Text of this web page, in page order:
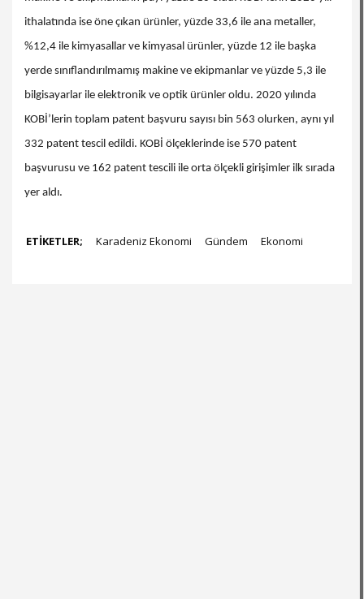
ithalatında ise öne çıkan ürünler, yüzde 33,6 ile ana metaller,
%12,4 ile kimyasallar ve kimyasal ürünler, yüzde 12 ile başka
yerde sınıflandırılmamış makine ve ekipmanlar ve yüzde 5,3 ile
bilgisayarlar ile elektronik ve optik ürünler oldu. 2020 yılında
KOBİ’lerin toplam patent başvuru sayısı bin 563 olurken, aynı yıl
332 patent tescil edildi. KOBİ ölçeklerinde ise 570 patent
başvurusu ve 162 patent tescili ile orta ölçekli girişimler ilk sırada
yer aldı.
ETİKETLER; Karadeniz Ekonomi Gündem Ekonomi